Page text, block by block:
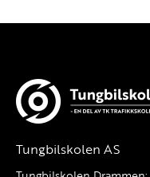
Tungbilskolen AS